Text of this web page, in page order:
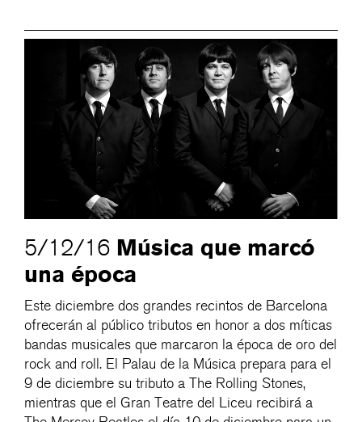
5/12/16 Música que marcó
una época
Este diciembre dos grandes recintos de Barcelona
ofrecerán al público tributos en honor a dos míticas
bandas musicales que marcaron la época de oro del
rock and roll. El Palau de la Música prepara para el
9 de diciembre su tributo a The Rolling Stones,
mientras que el Gran Teatre del Liceu recibirá a